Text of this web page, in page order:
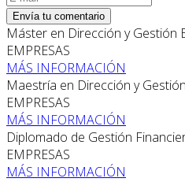
Envía tu comentario
Máster en Dirección y Gestión
EMPRESAS
MÁS INFORMACIÓN
Maestría en Dirección y
EMPRESAS
MÁS INFORMACIÓN
Diplomado de Gestión
EMPRESAS
MÁS INFORMACIÓN